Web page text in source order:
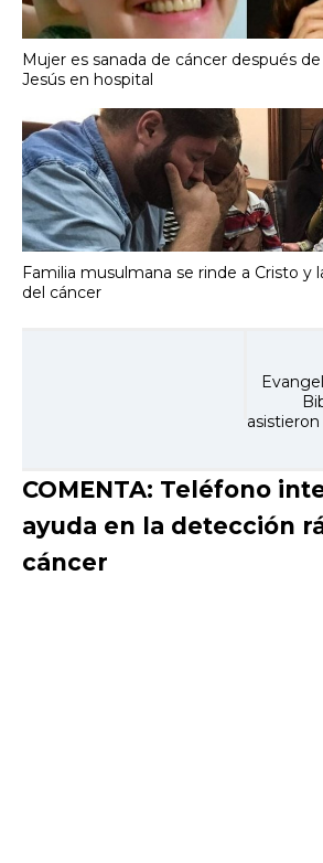
Mujer es sanada de cáncer después
Jesús en hospital
Familia musulmana se rinde a Cristo y
del cáncer
COMENTA: Teléfono
ayuda en la detección
cáncer